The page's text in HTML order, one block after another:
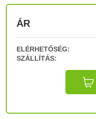
ÁR
ELÉRHETŐSÉG:
SZÁLLÍTÁS: